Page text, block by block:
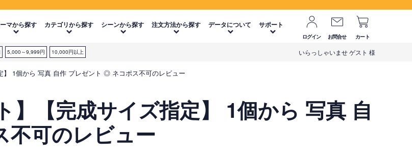
マから探す カテゴリから探す シーンから探す 注文方法から探す データについて サポート
ログイン お問合せ カート
5,000～9,999円 10,000円以上 いらっしゃいませ ゲスト 様
】 1個から 写真 自作 プレゼント ◎ ネコポス不可のレビュー
】【完成サイズ指定】 1個から 写真 自
可のレビュー